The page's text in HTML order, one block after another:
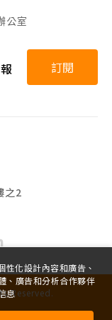
公室
訂閱
之2
Reserved.
化設計內容和廣告、
、廣告和分析合作夥伴
息